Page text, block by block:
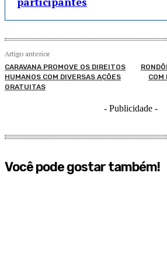
Artigo anterior
CARAVANA PROMOVE OS DIREITOS
HUMANOS COM DIVERSAS AÇÕES
GRATUITAS
COM
- Publicidade -
Você pode gostar também!